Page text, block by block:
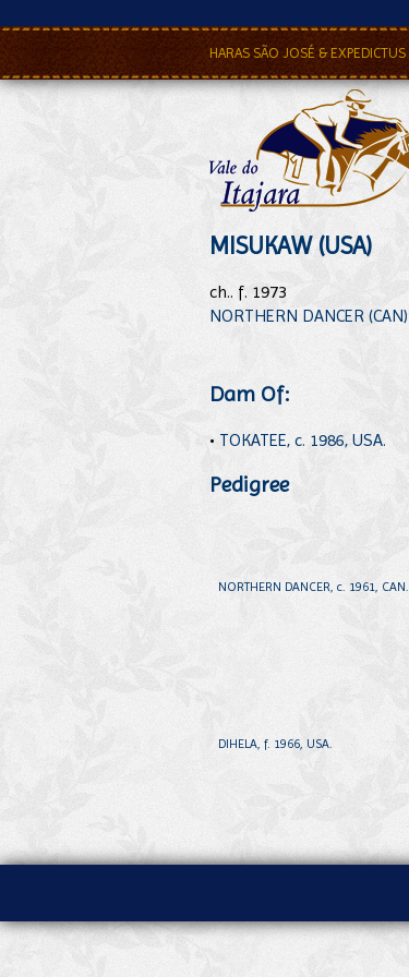
HARAS SÃO JOSÉ & EXPEDICTUS
MISUKAW (USA)
ch.. f. 1973
NORTHERN DANCER (CAN)
Dam Of:
• TOKATEE, c. 1986, USA.
Pedigree
NORTHERN DANCER, c. 1961, CAN.
DIHELA, f. 1966, USA.